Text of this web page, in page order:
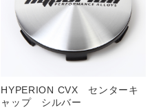
HYPERION CVX センターキ
ャップ シルバー